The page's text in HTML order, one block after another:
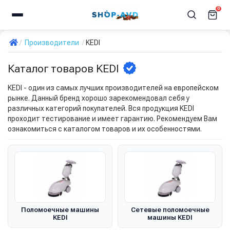
0
Производители KEDI
Каталог товаров KEDI
KEDI - один из самых лучших производителей на европейском
рынке. Данный бренд хорошо зарекомендовал себя у
различных категорий покупателей. Вся продукция KEDI
проходит тестирование и имеет гарантию. Рекомендуем Вам
ознакомиться с каталогом товаров и их особенностями.
Поломоечные машины
KEDI
Сетевые поломоечные
машины KEDI